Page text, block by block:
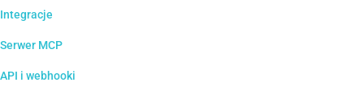
Integracje
Serwer MCP
API i webhooki